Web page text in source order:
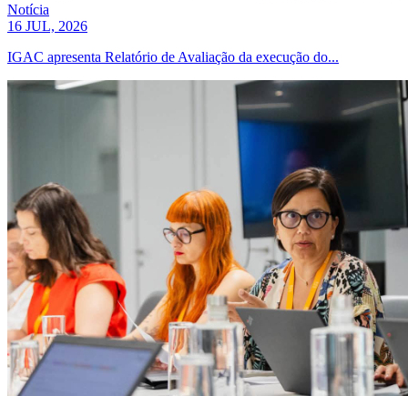
Notícia
16 JUL, 2026
IGAC apresenta Relatório de Avaliação da execução do...